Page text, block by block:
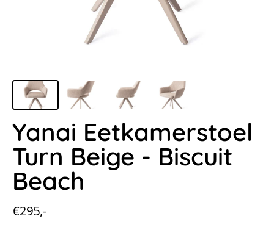
Yanai Eetkamerstoel
Turn Beige - Biscuit
Beach
Normale
€295,-